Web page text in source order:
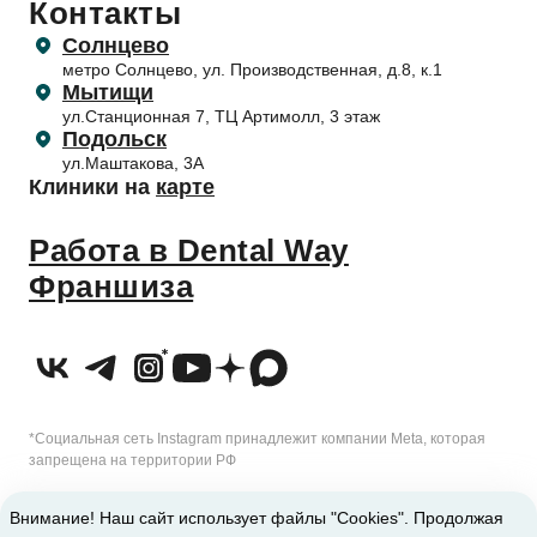
Внимание! Наш сайт использует файлы "Cookies". Продолжая
Лечение десен (пародонтология)
Профилактика и профессиональная гигиена
Отбеливание зубов
Гигиена зубов детям и профилактика
Прайс-лист
Правила поведения пациентов
Приём несовершеннолетних пациентов
Налоговый вычет
Обработка персональных данных
Согласие на обработку персональных данных
Согласие на обработку с помощью метрических программ
Контакты
Солнцево
метро Солнцево, ул. Производственная, д.8, к.1
Мытищи
ул.Станционная 7, ТЦ Артимолл, 3 этаж
Подольск
ул.Маштакова, 3А
Клиники на карте
Работа в Dental Way
Франшиза
*Социальная сеть Instagram принадлежит компании Meta, которая
запрещена на территории РФ